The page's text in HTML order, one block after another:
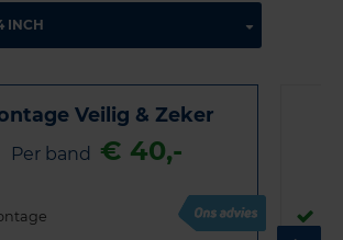
Veilig & Zeker
Per band € 40,-